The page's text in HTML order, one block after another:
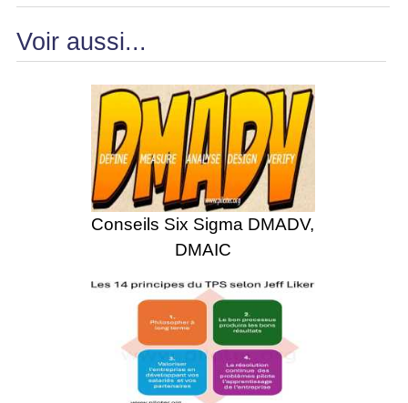
Voir aussi...
Conseils Six Sigma DMADV,
DMAIC